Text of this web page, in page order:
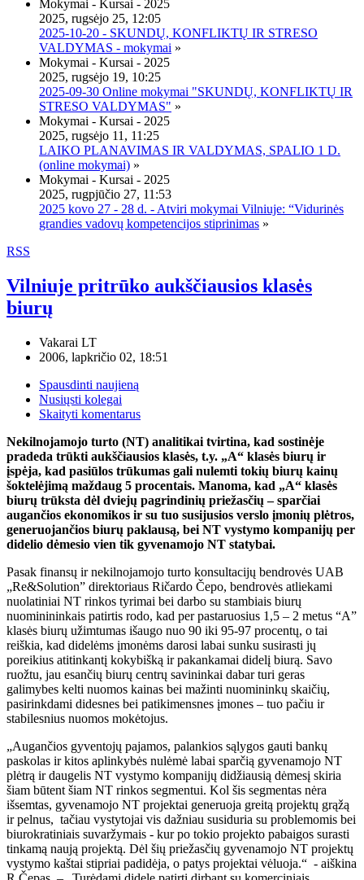
Mokymai - Kursai - 2025
2025, rugsėjo 25, 12:05
2025-10-20 - SKUNDŲ, KONFLIKTŲ IR STRESO
VALDYMAS - mokymai »
Mokymai - Kursai - 2025
2025, rugsėjo 19, 10:25
2025-09-30 Online mokymai "SKUNDŲ, KONFLIKTŲ IR
STRESO VALDYMAS" »
Mokymai - Kursai - 2025
2025, rugsėjo 11, 11:25
LAIKO PLANAVIMAS IR VALDYMAS, SPALIO 1 D.
(online mokymai) »
Mokymai - Kursai - 2025
2025, rugpjūčio 27, 11:53
2025 kovo 27 - 28 d. - Atviri mokymai Vilniuje: “Vidurinės
grandies vadovų kompetencijos stiprinimas »
RSS
Vilniuje pritrūko aukščiausios klasės
biurų
Vakarai LT
2006, lapkričio 02, 18:51
Spausdinti naujieną
Nusiųsti kolegai
Skaityti komentarus
Nekilnojamojo turto (NT) analitikai tvirtina, kad sostinėje
pradeda trūkti aukščiausios klasės, t.y. „A“ klasės biurų ir
įspėja, kad pasiūlos trūkumas gali nulemti tokių biurų kainų
šoktelėjimą maždaug 5 procentais. Manoma, kad „A“ klasės
biurų trūksta dėl dviejų pagrindinių priežasčių – sparčiai
augančios ekonomikos ir su tuo susijusios verslo įmonių plėtros,
generuojančios biurų paklausą, bei NT vystymo kompanijų per
didelio dėmesio vien tik gyvenamojo NT statybai.
Pasak finansų ir nekilnojamojo turto konsultacijų bendrovės UAB
„Re&Solution” direktoriaus Ričardo Čepo, bendrovės atliekami
nuolatiniai NT rinkos tyrimai bei darbo su stambiais biurų
nuominininkais patirtis rodo, kad per pastaruosius 1,5 – 2 metus “A”
klasės biurų užimtumas išaugo nuo 90 iki 95-97 procentų, o tai
reiškia, kad didelėms įmonėms darosi labai sunku susirasti jų
poreikius atitinkantį kokybišką ir pakankamai didelį biurą. Savo
ruožtu, jau esančių biurų centrų savininkai dabar turi geras
galimybes kelti nuomos kainas bei mažinti nuomininkų skaičių,
pasirinkdami didesnes bei patikimensnes įmones – tuo pačiu ir
stabilesnius nuomos mokėtojus.
„Augančios gyventojų pajamos, palankios sąlygos gauti bankų
paskolas ir kitos aplinkybės nulėmė labai sparčią gyvenamojo NT
plėtrą ir daugelis NT vystymo kompanijų didžiausią dėmesį skiria
šiam būtent šiam NT rinkos segmentui. Kol šis segmentas nėra
išsemtas, gyvenamojo NT projektai generuoja greitą projektų grąžą
ir pelnus, tačiau vystytojai vis dažniau susiduria su problemomis bei
biurokratiniais suvaržymais - kur po tokio projekto pabaigos surasti
tinkamą naują projektą. Dėl šių priežasčių gyvenamojo NT projektų
vystymo kaštai stipriai padidėja, o patys projektai vėluoja.“ - aiškina